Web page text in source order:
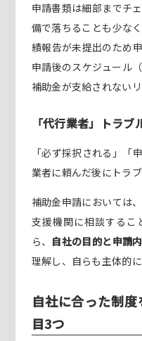
申請書類は細部までチ
備で落ちることも少な
績報告が未提出のため
申請後のスケジュール
補助金が支給されない
「代行業者」トラブ
「必ず採択される」「
業者に頼んだ後にトラ
補助金申請においては
支援機関に相談するこ
ら、 自社の目的と申請
理解し、自らも主体的
自社に合った制
目3つ